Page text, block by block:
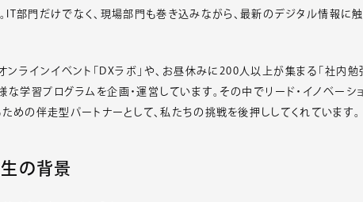
IT部門だけでなく、現場部門も巻き込みながら、最新のデジタル情報に
ラインイベント「DXラボ」や、お昼休みに200人以上が集まる「社内勉
な学習プログラムを企画・運営しています。その中でリード・イノベーシ
めの伴走型パートナーとして、私たちの挑戦を後押ししてくれています。
の背景